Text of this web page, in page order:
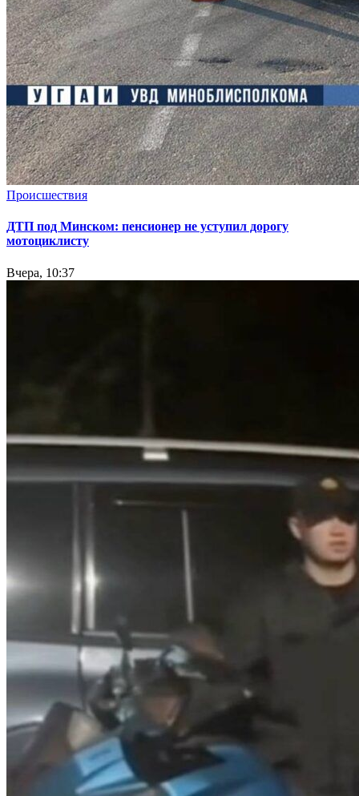
Происшествия
ДТП под Минском: пенсионер не уступил дорогу
мотоциклисту
Вчера, 10:37